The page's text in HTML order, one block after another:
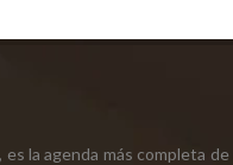
es la agenda más completa